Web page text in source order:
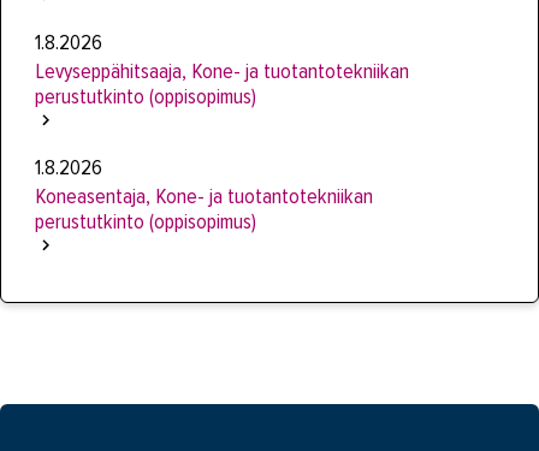
1.8.2026
Levyseppähitsaaja, Kone- ja tuotantotekniikan
perustutkinto (oppisopimus)
1.8.2026
Koneasentaja, Kone- ja tuotantotekniikan
perustutkinto (oppisopimus)